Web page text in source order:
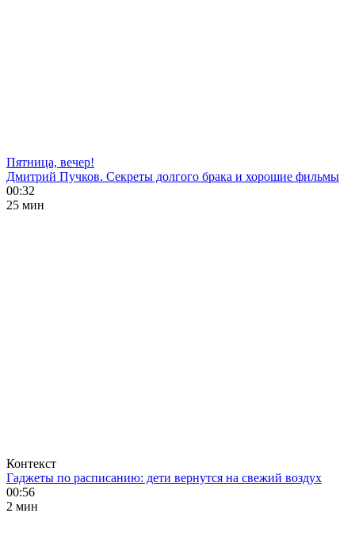
Пятница, вечер!
Дмитрий Пучков. Секреты долгого брака и хорошие фильмы
00:32
25 мин
Контекст
Гаджеты по расписанию: дети вернутся на свежий воздух
00:56
2 мин